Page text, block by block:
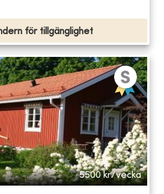
för tillgänglighet
5500 kr/vecka